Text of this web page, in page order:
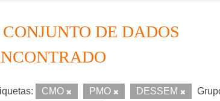
CONJUNTO DE DADOS
CMO PMO DESSEM